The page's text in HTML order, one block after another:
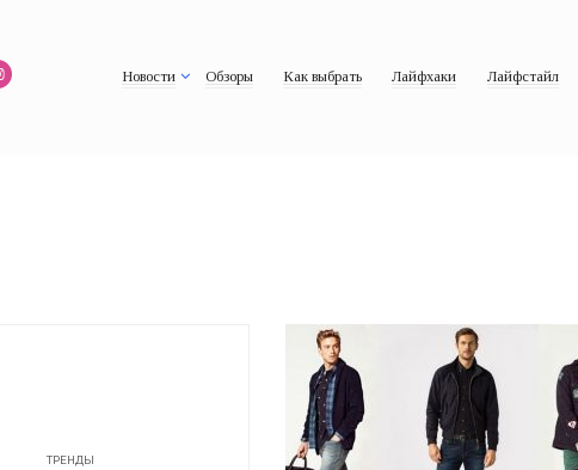
Новости Обзоры Как выбрать Лайфхаки Лайфстайл
ТРЕНДЫ